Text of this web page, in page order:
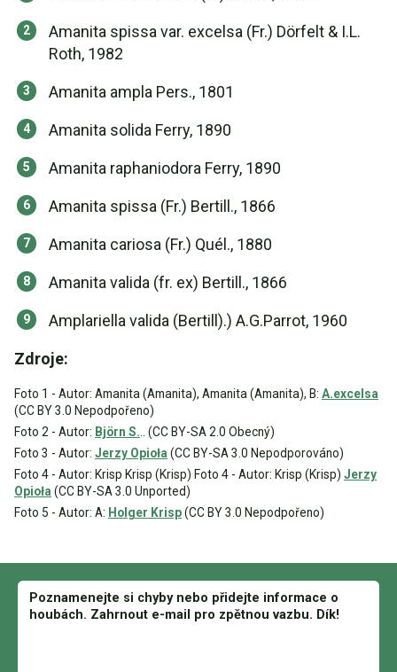
Amanita spissa var. excelsa (Fr.) Dörfelt & I.L.
Roth, 1982
Amanita ampla Pers., 1801
Amanita solida Ferry, 1890
Amanita raphaniodora Ferry, 1890
Amanita spissa (Fr.) Bertill., 1866
Amanita cariosa (Fr.) Quél., 1880
Amanita valida (fr. ex) Bertill., 1866
Amplariella valida (Bertill).) A.G.Parrot, 1960
Zdroje:
Foto 1 - Autor: Amanita (Amanita), Amanita (Amanita), B: A.excelsa
(CC BY 3.0 Nepodpořeno)
Foto 2 - Autor: Björn S. .. (CC BY-SA 2.0 Obecný)
Foto 3 - Autor: Jerzy Opioła (CC BY-SA 3.0 Nepodporováno)
Foto 4 - Autor: Krisp Krisp (Krisp) Foto 4 - Autor: Krisp (Krisp) Jerzy
Opioła (CC BY-SA 3.0 Unported)
Foto 5 - Autor: A: Holger Krisp(CC BY 3.0 Nepodpořeno)